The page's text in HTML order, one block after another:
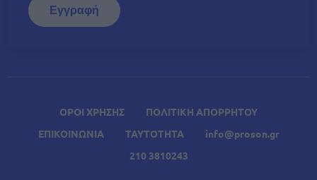
ΟΡΟΙ ΧΡΗΣΗΣ
ΠΟΛΙΤΙΚΗ ΑΠΟΡΡΗΤΟΥ
ΕΠΙΚΟΙΝΩΝΙΑ
ΤΑΥΤΟΤΗΤΑ
info@proson.gr
210 3810243